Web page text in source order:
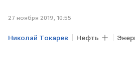
27 ноября 2019, 10:55
Николай Токарев Нефть